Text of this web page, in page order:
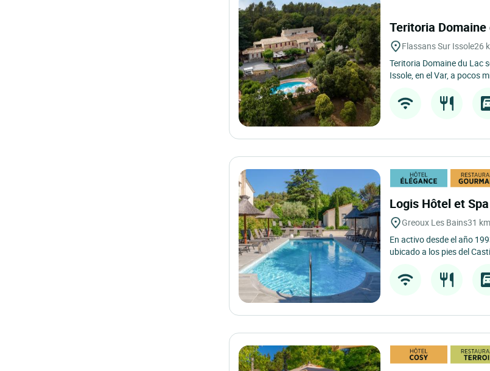
Teritoria
Flassans Sur Issole26
Teritoria Domaine du Lac
Issole, en el Var, a pocos
Logis Hôtel et
Greoux Les Bains31 km
En activo desde el año
ubicado a los pies del